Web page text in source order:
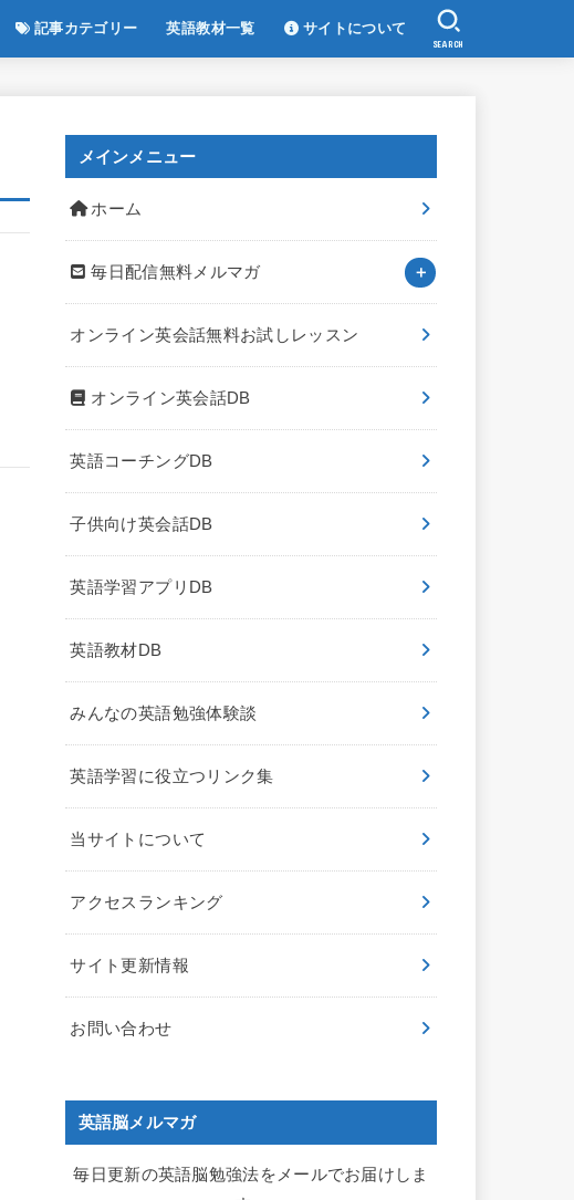
記事カテゴリー 英語教材一覧 サイトについて
SEARCH
メインメニュー
ホーム
毎日配信無料メルマガ
オンライン英会話無料お試しレッスン
オンライン英会話DB
英語コーチングDB
子供向け英会話DB
英語学習アプリDB
英語教材DB
みんなの英語勉強体験談
英語学習に役立つリンク集
当サイトについて
アクセスランキング
サイト更新情報
お問い合わせ
英語脳メルマガ
毎日更新の英語脳勉強法をメールでお届けしま